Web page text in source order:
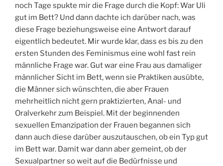
noch Tage spukte mir die Frage durch die Kopf: War Uli
gut im Bett? Und dann dachte ich darüber nach, was
diese Frage beziehungsweise eine Antwort darauf
eigentlich bedeutet. Mir wurde klar, dass es bis zu den
ersten Stunden des Feminismus eine wohl fast rein
männliche Frage war. Gut war eine Frau aus damaliger
männlicher Sicht im Bett, wenn sie Praktiken ausübte,
die Männer sich wünschten, die aber Frauen
mehrheitlich nicht gern praktizierten, Anal- und
Oralverkehr zum Beispiel. Mit der beginnenden
sexuellen Emanzipation der Frauen begannen sich
dann auch diese darüber auszutauschen, ob ein Typ gut
im Bett war. Damit war dann aber gemeint, ob der
Sexualpartner so weit auf die Bedürfnisse und